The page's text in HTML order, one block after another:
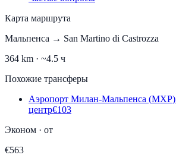
Карта маршрута
Мальпенса → San Martino di Castrozza
364 km · ~4.5 ч
Похожие трансферы
Аэропорт Милан-Мальпенса (MXP)
центр€103
Эконом · от
€563